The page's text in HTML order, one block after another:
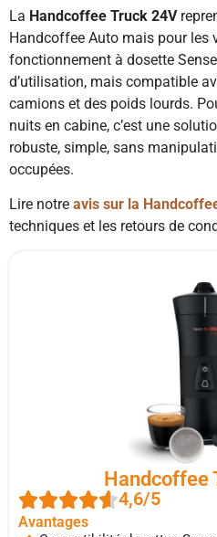
La Handcoffee Truck 24V
Handcoffee Auto mais pour les
fonctionnement à dosette
d’utilisation, mais compatible
camions et des poids lourds.
nuits en cabine, c’est une
robuste, simple, sans
occupées.
Lire notre avis sur la
techniques et les retours de
Handcoffee
4,6/5
Avantages